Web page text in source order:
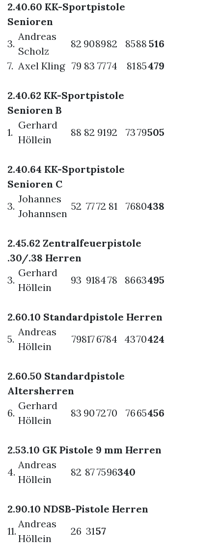
2.40.60 KK-Sportpistole
Senioren
3.
Andreas
Scholz
82 908982 8588 516
7. Axel Kling 79 83 7774 8185479
2.40.62 KK-Sportpistole
Senioren B
1.
Gerhard
Höllein
88 82 9192 7379505
2.40.64 KK-Sportpistole
Senioren C
3.
Johannes
Johannsen
52 7772 81 7680438
2.45.62 Zentralfeuerpistole
.30/.38 Herren
3.
Gerhard
Höllein
93 918478 8663495
2.60.10 Standardpistole Herren
5.
Andreas
Höllein
798176784 4370424
2.60.50 Standardpistole
Altersherren
6.
Gerhard
Höllein
83 907270 7665456
2.53.10 GK Pistole 9 mm Herren
4.
Andreas
Höllein
82 877596340
2.90.10 NDSB-Pistole Herren
11.
Andreas
Höllein
26 3157